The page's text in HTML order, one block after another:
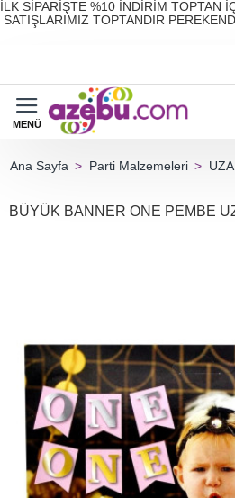
İLK SİPARİŞTE %10 İNDİRİM
SATIŞLARIMIZ TOPTANDIR
Parti Malzemeleri
BÜYÜK BANNER ONE PEMBE